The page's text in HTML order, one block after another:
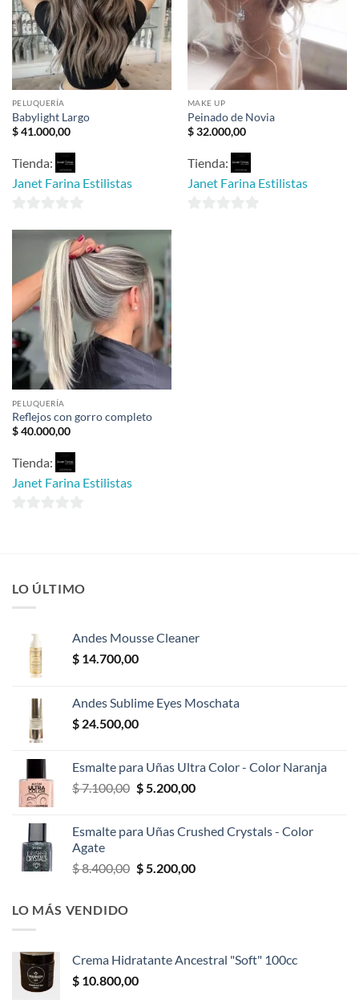
PELUQUERÍA
Babylight Largo
$41.000,00
Tienda:
Janet Farina Estilistas
MAKE UP
Peinado de Novia
$32.000,00
Tienda:
Janet Farina Estilistas
PELUQUERÍA
Reflejos con gorro completo
$40.000,00
Tienda:
Janet Farina Estilistas
LO ÚLTIMO
Andes Mousse Cleaner
$ 14.700,00
Andes Sublime Eyes Moschata
$ 24.500,00
Esmalte para Uñas Ultra Color - Color Naranja
$7.100,00 El
era:
$5.200,00El
es:
Esmalte para Uñas Crushed Crystals - Color
Agate
$8.400,00 El
$5.200,00El
LO MÁS VENDIDO
Crema Hidratante Ancestral "Soft" 100cc
$ 10.800,00